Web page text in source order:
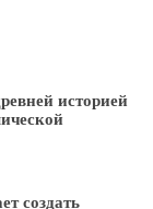
историей
создать